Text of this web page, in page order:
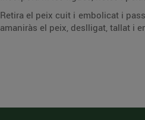
Retira el peix cuit i embolicat i
amaniràs el peix, deslligat, tallat i